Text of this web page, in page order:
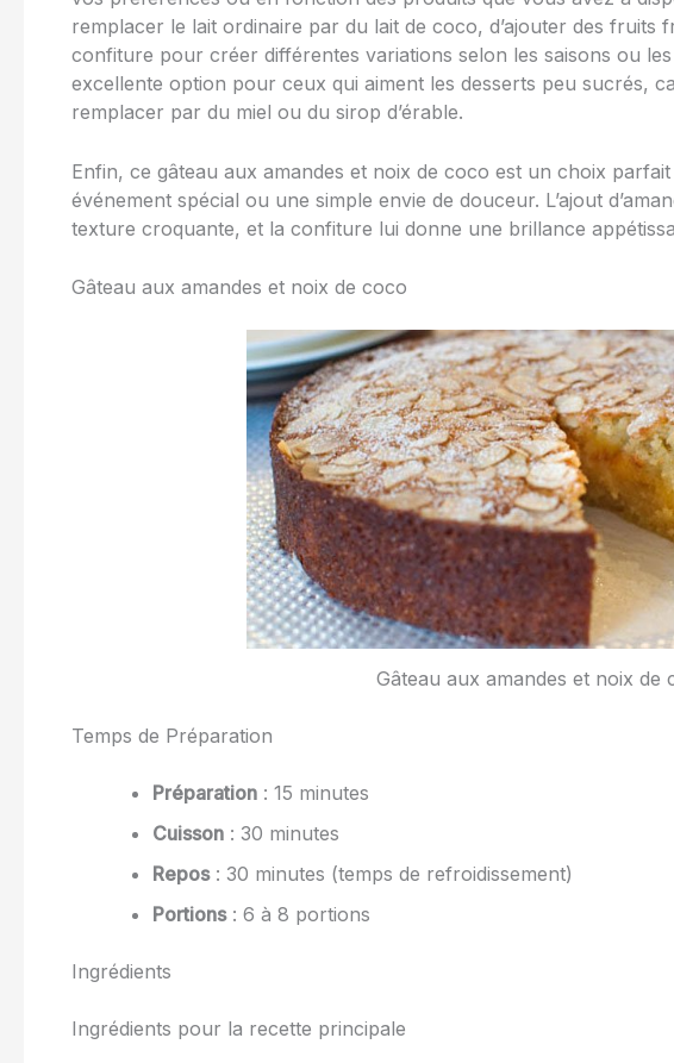
remplacer le lait ordinaire par du lait de coco, d’ajouter des fruits
confiture pour créer différentes variations selon les saisons ou les
excellente option pour ceux qui aiment les desserts peu sucrés,
remplacer par du miel ou du sirop d’érable.
Enfin, ce gâteau aux amandes et noix de coco est un choix
événement spécial ou une simple envie de douceur. L’ajout
texture croquante, et la confiture lui donne une brillance
Gâteau aux amandes et noix de coco
Gâteau aux amandes et noix de
Temps de Préparation
Préparation : 15 minutes
Cuisson : 30 minutes
Repos: 30 minutes (temps de refroidissement)
Portions: 6 à 8 portions
Ingrédients
Ingrédients pour la recette principale